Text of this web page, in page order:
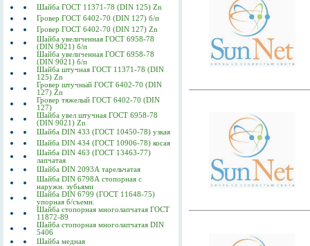
Шайба ГОСТ 11371-78 (DIN 125) Zn
Гровер ГОСТ 6402-70 (DIN 127) б/п
Гровер ГОСТ 6402-70 (DIN 127) Zn
Шайба увеличенная ГОСТ 6958-78
(DIN 9021) б/п
Шайба увеличенная ГОСТ 6958-78
(DIN 9021) б/п
Шайба штучная ГОСТ 11371-78 (DIN
125) Zn
Гровер штучный ГОСТ 6402-70 (DIN
127) Zn
Гровер тяжелый ГОСТ 6402-70 (DIN
127)
Шайба увел штучная ГОСТ 6958-78
(DIN 9021) Zn
Шайба DIN 433 (ГОСТ 10450-78) узкая
Шайба DIN 434 (ГОСТ 10906-78) косая
Шайба DIN 463 (ГОСТ 13463-77)
лапчатая
Шайба DIN 2093А тарельчатая
Шайба DIN 6798А стопорная с
наружн. зубьями
Шайба DIN 6799 (ГОСТ 11648-75)
упорная б/съемн.
Шайба стопорная многолапчатая ГОСТ
11872-89
Шайба стопорная многолапчатая DIN
5406
Шайба медная